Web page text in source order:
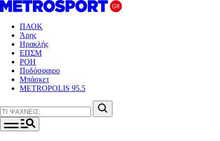
ΠΑΟΚ
Άρης
Ηρακλής
ΕΠΣΜ
ΡΟΗ
Ποδόσφαιρο
Μπάσκετ
METROPOLIS 95.5